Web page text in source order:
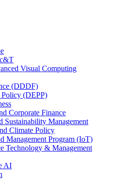
Visual Computing
(DDDF)
(DEPP)
Corporate Finance
Sustainability Management
Climate Policy
Management Program (IoT)
Technology & Management
AI